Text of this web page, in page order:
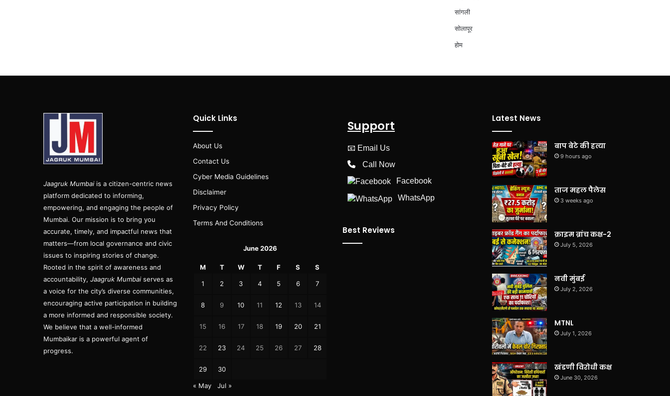
सांगली
सोलापूर
होम
Jaagruk Mumbai is a citizen-centric news
platform dedicated to informing,
empowering, and engaging the people of
Mumbai. Our mission is to bring you
accurate, timely, and impactful news that
matters—from local governance and civic
issues to inspiring stories of change.
Rooted in the spirit of awareness and
accountability, Jaagruk Mumbai serves as
a voice for the city’s diverse communities,
encouraging active participation in building
a more informed and responsible society.
We believe that a well-informed
Mumbaikar is a powerful agent of
progress.
Quick Links
About Us
Contact Us
Cyber Media Guidelines
Disclaimer
Privacy Policy
Terms And Conditions
June 2026
M T W T F S S
1 2 3 4 5 6 7
8 9 10 11 12 13 14
15 16 17 18 19 20 21
22 23 24 25 26 27 28
29 30
« May Jul »
Support
📧 Email Us
Call Now
Facebook
WhatsApp
Best Reviews
Latest News
बाप बेटे की हत्या
9 hours ago
ताज महल पैलेस
3 weeks ago
क्राइम ब्रांच कक्ष-2
July 5, 2026
नवी मुंबई
July 2, 2026
MTNL
July 1, 2026
खंडणी विरोधी कक्ष
June 30, 2026